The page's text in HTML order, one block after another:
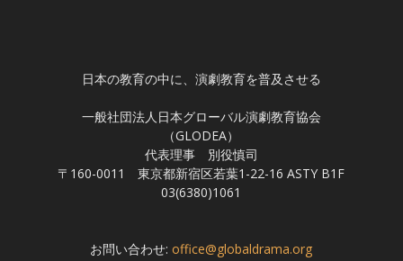
日本の教育の中に、演劇教育を普及させる
一般社団法人日本グローバル演劇教育協会
（GLODEA）
代表理事 別役慎司
〒160-0011 東京都新宿区若葉1-22-16 ASTY B1F
03(6380)1061
お問い合わせ:office@globaldrama.org